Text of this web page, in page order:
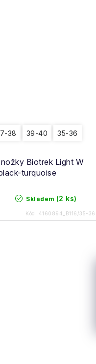
Biotrek Light W
turquoise
38 39-40 35-36
Skladem (2 ks)
Kód: 4160894_B116/35-36